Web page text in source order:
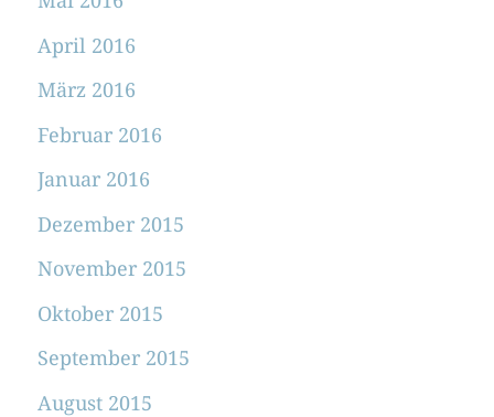
April 2016
März 2016
Februar 2016
Januar 2016
Dezember 2015
November 2015
Oktober 2015
September 2015
August 2015